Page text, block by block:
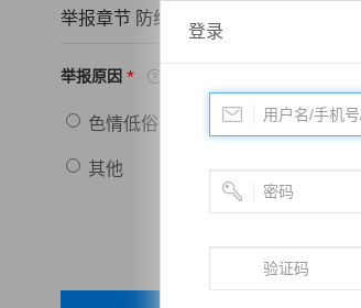
举报章节 防线——第五十三章 无心插柳
举报原因 *
色情低俗 政治敏感
其他
登录